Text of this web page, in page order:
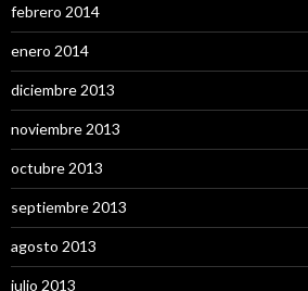
febrero 2014
enero 2014
diciembre 2013
noviembre 2013
octubre 2013
septiembre 2013
agosto 2013
julio 2013